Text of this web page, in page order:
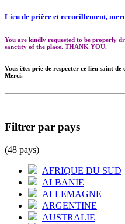
Lieu de prière et recueillement,
You are kindly requested to be properly
sanctity of the place. THANK YOU.
Vous êtes prie de respecter ce lieu saint
Merci.
Filtrer par pays
(48 pays)
AFRIQUE DU SUD
ALBANIE
ALLEMAGNE
ARGENTINE
AUSTRALIE